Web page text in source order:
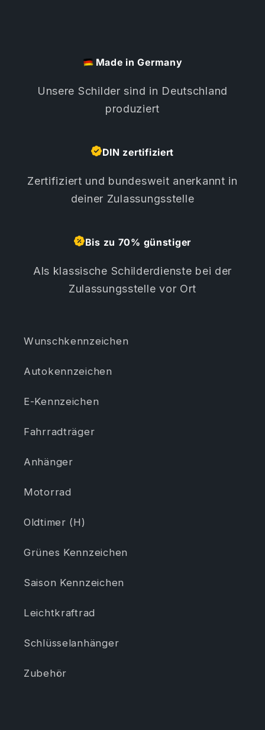
Made in Germany
Unsere Schilder sind in Deutschland
produziert
DIN zertifiziert
Zertifiziert und bundesweit anerkannt in
deiner Zulassungsstelle
Bis zu 70% günstiger
Als klassische Schilderdienste bei der
Zulassungsstelle vor Ort
Wunschkennzeichen
Autokennzeichen
E-Kennzeichen
Fahrradträger
Anhänger
Motorrad
Oldtimer (H)
Grünes Kennzeichen
Saison Kennzeichen
Leichtkraftrad
Schlüsselanhänger
Zubehör